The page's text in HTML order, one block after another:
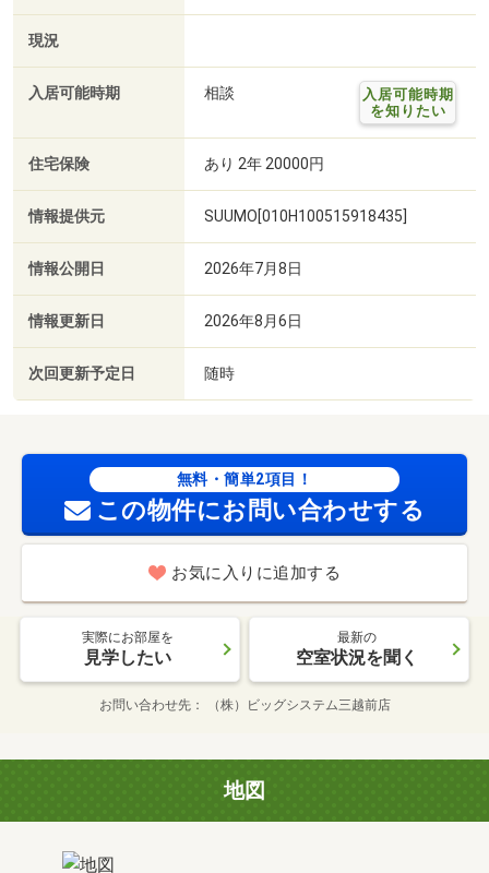
現況
入居可能時期 相談
入居可能時期
を知りたい
住宅保険 あり 2年 20000円
情報提供元 SUUMO[010H100515918435]
情報公開日 2026年7月8日
情報更新日 2026年8月6日
次回更新予定日 随時
無料・簡単2項目！
この物件にお問い合わせする
お気に入りに追加する
実際にお部屋を
見学したい
最新の
空室状況を聞く
お問い合わせ先 （株）ビッグシステム三越前店
地図